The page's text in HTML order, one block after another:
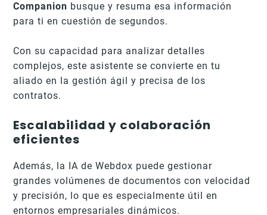
Companion busque y resuma esa información
para ti en cuestión de segundos.
Con su capacidad para analizar detalles
complejos, este asistente se convierte en tu
aliado en la gestión ágil y precisa de los
contratos.
Escalabilidad y colaboración
eficientes
Además, la IA de Webdox puede gestionar
grandes volúmenes de documentos con velocidad
y precisión, lo que es especialmente útil en
entornos empresariales dinámicos.